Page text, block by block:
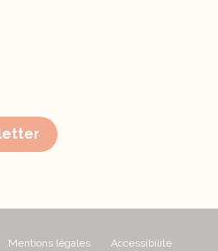
Mentions légales Accessibilité